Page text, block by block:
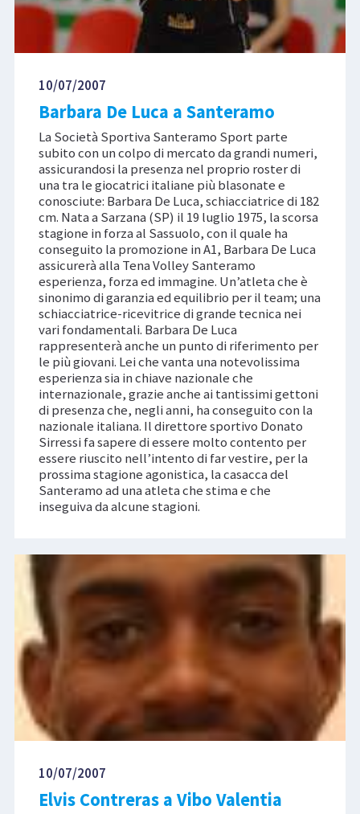
10/07/2007
Barbara De Luca a Santeramo
La Società Sportiva Santeramo Sport parte
subito con un colpo di mercato da grandi numeri,
assicurandosi la presenza nel proprio roster di
una tra le giocatrici italiane più blasonate e
conosciute: Barbara De Luca, schiacciatrice di 182
cm. Nata a Sarzana (SP) il 19 luglio 1975, la scorsa
stagione in forza al Sassuolo, con il quale ha
conseguito la promozione in A1, Barbara De Luca
assicurerà alla Tena Volley Santeramo
esperienza, forza ed immagine. Un’atleta che è
sinonimo di garanzia ed equilibrio per il team; una
schiacciatrice-ricevitrice di grande tecnica nei
vari fondamentali. Barbara De Luca
rappresenterà anche un punto di riferimento per
le più giovani. Lei che vanta una notevolissima
esperienza sia in chiave nazionale che
internazionale, grazie anche ai tantissimi gettoni
di presenza che, negli anni, ha conseguito con la
nazionale italiana. Il direttore sportivo Donato
Sirressi fa sapere di essere molto contento per
essere riuscito nell’intento di far vestire, per la
prossima stagione agonistica, la casacca del
Santeramo ad una atleta che stima e che
inseguiva da alcune stagioni.
10/07/2007
Elvis Contreras a Vibo Valentia